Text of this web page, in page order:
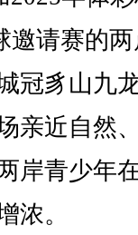
邀请赛的
冠豸山九
亲近自然
岸青少年
浓。